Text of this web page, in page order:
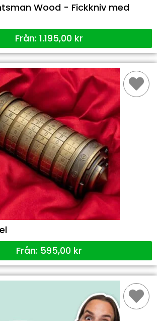
Wood - Fickkniv med
Från: 1.195,00 kr
Från: 595,00 kr